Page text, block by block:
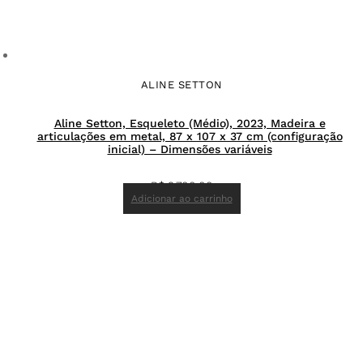
ALINE SETTON
Aline Setton, Esqueleto (Médio), 2023, Madeira e
articulações em metal, 87 x 107 x 37 cm (configuração
inicial) – Dimensões variáveis
R$9.700,00
Adicionar ao carrinho